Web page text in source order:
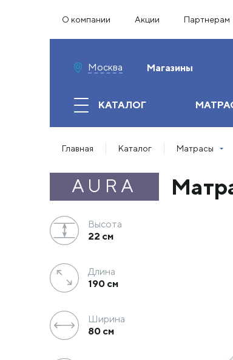
О компании Акции Партнерам
Москва Магазины
КАТАЛОГ
Главная Каталог Матрасы
AURA
Высота
22 см
Длина
190 см
Ширина
80 см